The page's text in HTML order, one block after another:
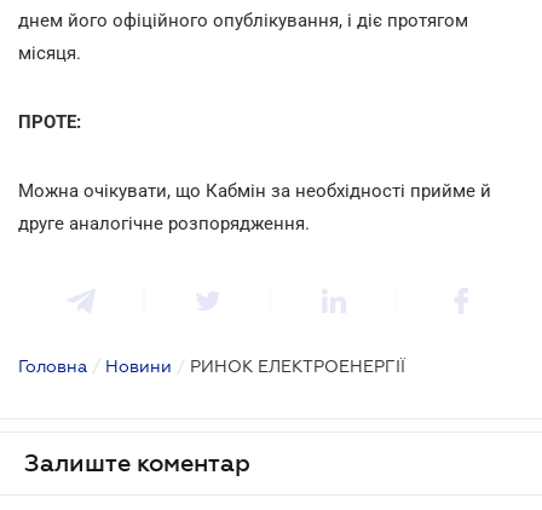
днем його офіційного опублікування, і діє протягом
місяця.
ПРОТЕ:
Можна очікувати, що Кабмін за необхідності прийме й
друге аналогічне розпорядження.
Головна / Новини / РИНОК ЕЛЕКТРОЕНЕРГІЇ
Залиште коментар